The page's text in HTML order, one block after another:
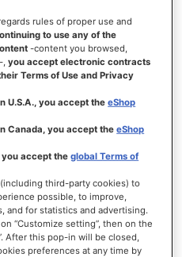
rules of proper use and
to use any of the
-content you browsed,
,you accept electronic contracts
Terms of Use and Privacy
U.S.A., you accept theeShop
Canada, you accept theeShop
you accept theglobal Terms of
third-party cookies) to
possible, to improve,
and for statistics and advertising.
“Customize setting”, then on the
After this pop-in will be closed,
preferences at any time by